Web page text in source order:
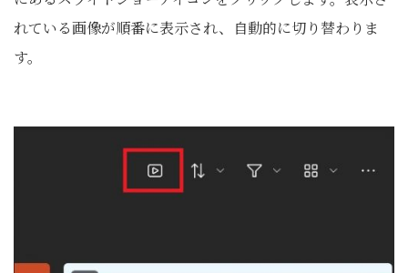
れている画像が順番に表示され、自動的に切り替わりま
す。